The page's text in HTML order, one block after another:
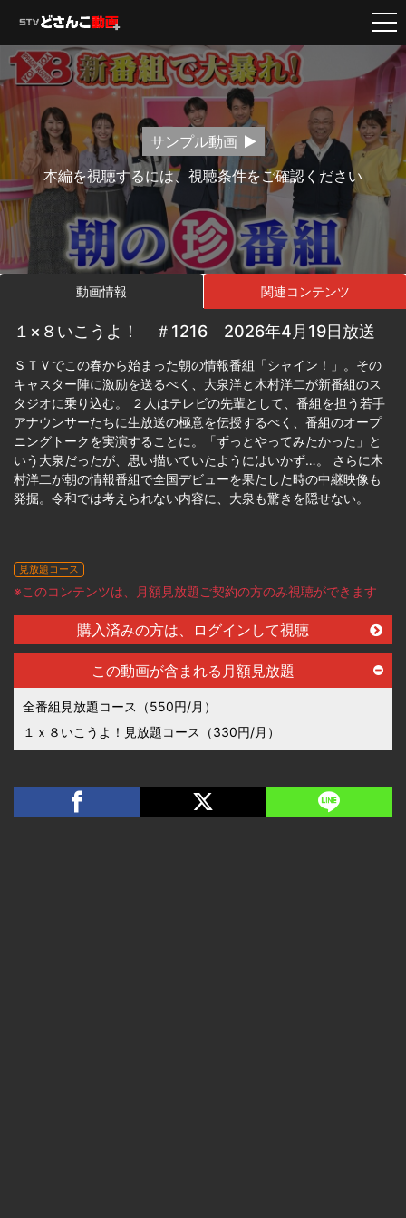
サンプル動画
本編を視聴するには、視聴条件をご確認ください
動画情報 関連コンテンツ
１×８いこうよ！ ＃1216 2026年4月19日放送
ＳＴＶでこの春から始まった朝の情報番組「シャイン！」。その
キャスター陣に激励を送るべく、大泉洋と木村洋二が新番組のス
タジオに乗り込む。 ２人はテレビの先輩として、番組を担う若手
アナウンサーたちに生放送の極意を伝授するべく、番組のオープ
ニングトークを実演することに。「ずっとやってみたかった」と
いう大泉だったが、思い描いていたようにはいかず…。 さらに木
村洋二が朝の情報番組で全国デビューを果たした時の中継映像も
発掘。令和では考えられない内容に、大泉も驚きを隠せない。
見放題コース
※このコンテンツは、月額見放題ご契約の方のみ視聴ができます
購入済みの方は、ログインして視聴
この動画が含まれる月額見放題
全番組見放題コース（550円/月）
１ｘ８いこうよ！見放題コース（330円/月）